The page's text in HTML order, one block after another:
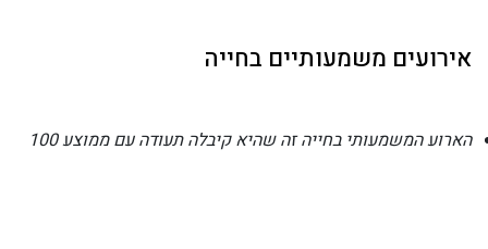
אירועים משמעותיים בחייה
הארוע המשמעותי בחייה זה שהיא קיבלה תעודה עם ממוצע 100